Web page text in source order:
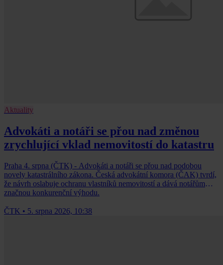
Aktuality
Advokáti a notáři se přou nad změnou
zrychlující vklad nemovitostí do katastru
Praha 4. srpna (ČTK) - Advokáti a notáři se přou nad podobou
novely katastrálního zákona. Česká advokátní komora (ČAK) tvrdí,
že návrh oslabuje ochranu vlastníků nemovitostí a dává notářům
značnou konkurenční výhodu.
ČTK • 5. srpna 2026, 10:38